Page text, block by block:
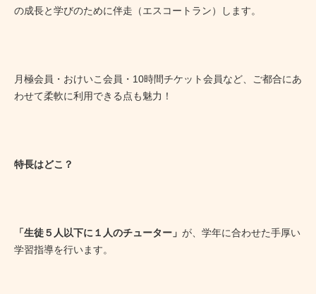
の成長と学びのために伴走（エスコートラン）します。
月極会員・おけいこ会員・10時間チケット会員など、ご都合にあ
わせて柔軟に利用できる点も魅力！
特長はどこ？
「生徒５人以下に１人のチューター」 が、学年に合わせた手厚い
学習指導を行います。